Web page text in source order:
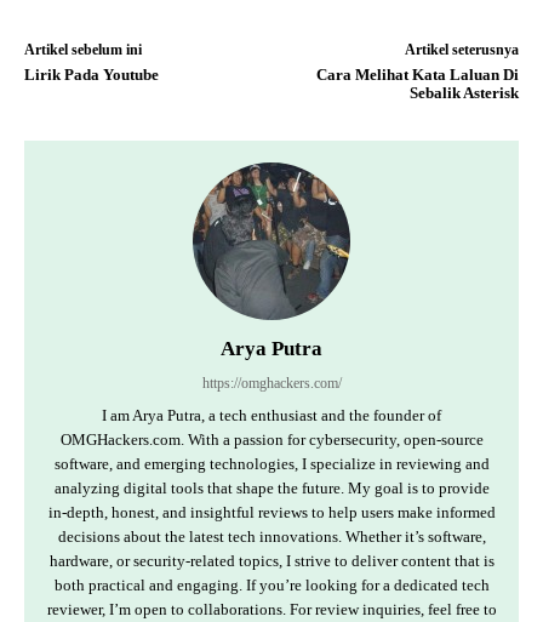
Artikel sebelum ini
Lirik Pada Youtube
Artikel seterusnya
Cara Melihat Kata Laluan Di
Sebalik Asterisk
Arya Putra
https://omghackers.com/
I am Arya Putra, a tech enthusiast and the founder of
OMGHackers.com. With a passion for cybersecurity, open-source
software, and emerging technologies, I specialize in reviewing and
analyzing digital tools that shape the future. My goal is to provide
in-depth, honest, and insightful reviews to help users make informed
decisions about the latest tech innovations. Whether it’s software,
hardware, or security-related topics, I strive to deliver content that is
both practical and engaging. If you’re looking for a dedicated tech
reviewer, I’m open to collaborations. For review inquiries, feel free to